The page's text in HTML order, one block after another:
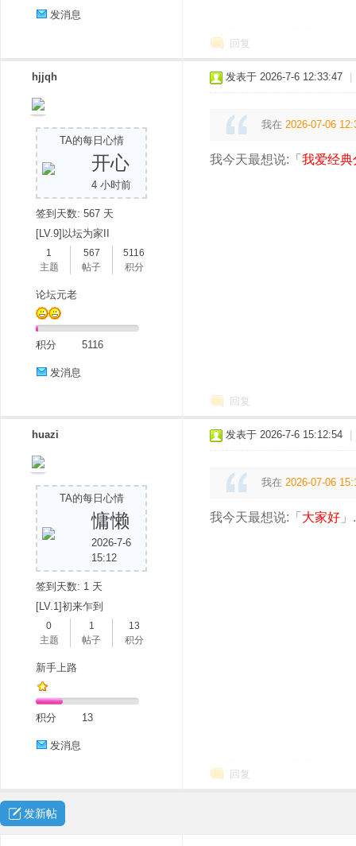
发消息
回复
hjjqh
TA的每日心情
开心
4 小时前
签到天数: 567 天
[LV.9]以坛为家II
1
主题
567
帖子
5116
积分
论坛元老
积分 5116
发消息
发表于 2026-7-6 12:33:47
我在 2026-07-06
我今天最想说:「 我爱经典
回复
huazi
TA的每日心情
慵懒
2026-7-6
15:12
签到天数: 1 天
[LV.1]初来乍到
0
主题
1
帖子
13
积分
新手上路
积分 13
发消息
发表于 2026-7-6 15:12:54
我在 2026-07-06
我今天最想说:「 大家好 」.
回复
发新帖